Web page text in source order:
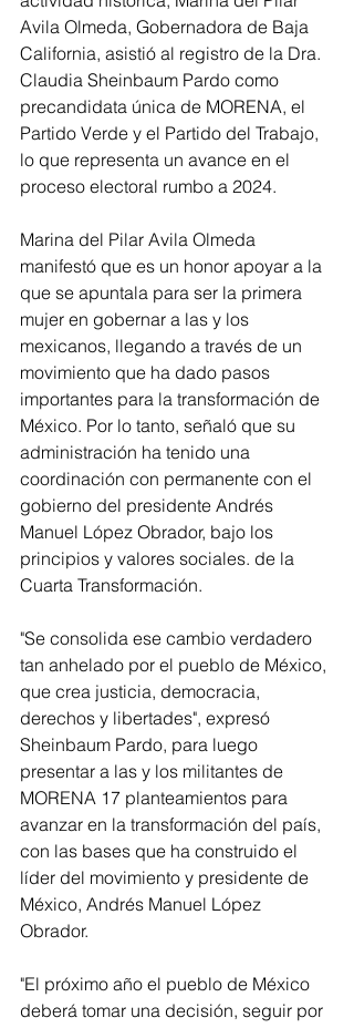
Avila Olmeda, Gobernadora de Baja
California, asistió al registro de la Dra.
Claudia Sheinbaum Pardo como
precandidata única de MORENA, el
Partido Verde y el Partido del Trabajo,
lo que representa un avance en el
proceso electoral rumbo a 2024.
Marina del Pilar Avila Olmeda
manifestó que es un honor apoyar a la
que se apuntala para ser la primera
mujer en gobernar a las y los
mexicanos, llegando a través de un
movimiento que ha dado pasos
importantes para la transformación de
México. Por lo tanto, señaló que su
administración ha tenido una
coordinación con permanente con el
gobierno del presidente Andrés
Manuel López Obrador, bajo los
principios y valores sociales. de la
Cuarta Transformación.
"Se consolida ese cambio verdadero
tan anhelado por el pueblo de México,
que crea justicia, democracia,
derechos y libertades", expresó
Sheinbaum Pardo, para luego
presentar a las y los militantes de
MORENA 17 planteamientos para
avanzar en la transformación del país,
con las bases que ha construido el
líder del movimiento y presidente de
México, Andrés Manuel López
Obrador.
"El próximo año el pueblo de México
deberá tomar una decisión, seguir por